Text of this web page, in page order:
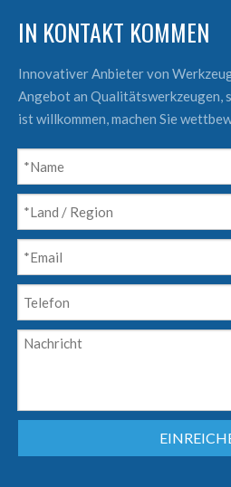
IN KONTAKT KOMMEN
Innovativer Anbieter von
Angebot an
ist willkommen, machen Sie